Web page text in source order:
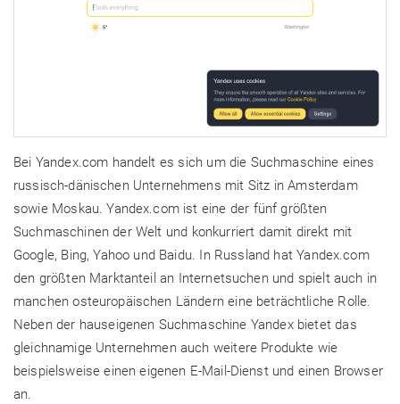
Bei Yandex.com handelt es sich um die Suchmaschine eines
russisch-dänischen Unternehmens mit Sitz in Amsterdam
sowie Moskau. Yandex.com ist eine der fünf größten
Suchmaschinen der Welt und konkurriert damit direkt mit
Google, Bing, Yahoo und Baidu. In Russland hat Yandex.com
den größten Marktanteil an Internetsuchen und spielt auch in
manchen osteuropäischen Ländern eine beträchtliche Rolle.
Neben der hauseigenen Suchmaschine Yandex bietet das
gleichnamige Unternehmen auch weitere Produkte wie
beispielsweise einen eigenen E-Mail-Dienst und einen Browser
an.